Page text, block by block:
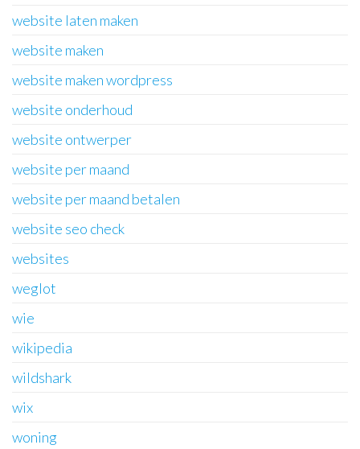
website laten maken
website maken
website maken wordpress
website onderhoud
website ontwerper
website per maand
website per maand betalen
website seo check
websites
weglot
wie
wikipedia
wildshark
wix
woning